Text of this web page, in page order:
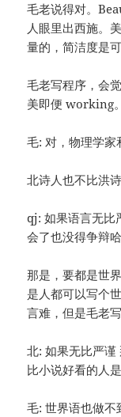
毛老说得对。
人眼里出西施。
量的，简洁度是
毛老写程序，会
美即便 working
毛: 对，物理学家
北诗人也不比洪
qj: 如果语言无比
会了也没得争辩
那是，要都是世
是人都可以写个
言难，但是毛老
北: 如果无比严
比小说好看的人
毛: 世界语也做不